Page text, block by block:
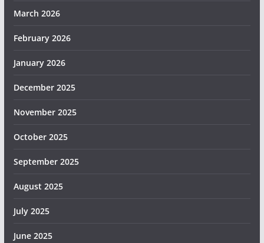
March 2026
February 2026
January 2026
December 2025
November 2025
October 2025
September 2025
August 2025
July 2025
June 2025